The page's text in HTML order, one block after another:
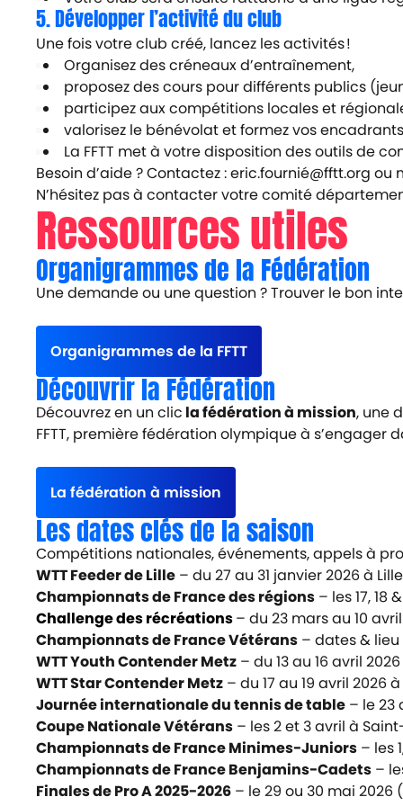
5. Développer l’activité du club
Une fois votre club créé, lancez les activités !
Organisez des créneaux d’entraînement,
proposez des cours pour différents publics
participez aux compétitions locales et
valorisez le bénévolat et formez vos
La FFTT met à votre disposition des outils de
Besoin d’aide ? Contactez :eric.fournié@fftt.org ou
N’hésitez pas à contacter votre comité
Ressources utiles
Organigrammes de la Fédération
Une demande ou une question ? Trouver le bon
Organigrammes de la FFTT
Découvrir la Fédération
Découvrez en un clic la fédération à mission, une
FFTT, première fédération olympique à s’engager
La fédération à mission
Les dates clés de la saison
Compétitions nationales, événements, appels à
WTT Feeder de Lille – du 27 au 31 janvier 2026 à Lille
Championnats de France des régions – les 17, 18
Challenge des récréations– du 23 mars au 10
Championnats de France Vétérans – dates &
WTT Youth Contender Metz – du 13 au 16 avril
WTT Star Contender Metz – du 17 au 19 avril 2026
Journée internationale du tennis de table – le 23
Coupe Nationale Vétérans – les 2 et 3 avril à
Championnats de France Minimes-Juniors – les
Championnats de France Benjamins-Cadets –
Finales de Pro A 2025-2026 – le 29 ou 30 mai